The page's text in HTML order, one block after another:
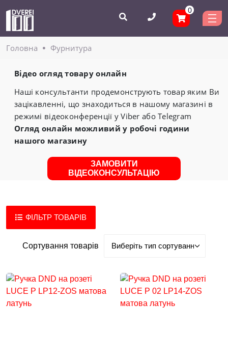
0
Головнa Фурнитура
Відео огляд товару онлайн
Наші консультанти продемонструють товар яким Ви
зацікавленні, що знаходиться в нашому магазині в
режимі відеоконференції у Viber або Telegram
Огляд онлайн можливий у робочі години
нашого магазину
ЗАМОВИТИ
ВІДЕОКОНСУЛЬТАЦІЮ
ФІЛЬТР ТОВАРІВ
Сортування товарів